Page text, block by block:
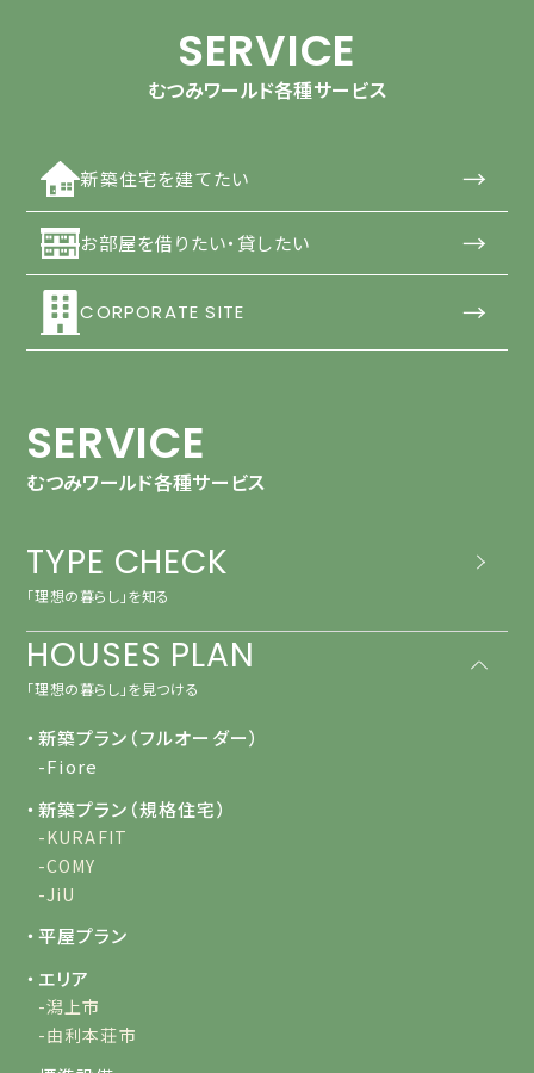
SERVICE
むつみワールド各種サービス
新築住宅を建てたい →
お部屋を借りたい・貸したい →
CORPORATE SITE →
SERVICE
むつみワールド各種サービス
TYPE CHECK
「理想の暮らし」を知る
HOUSES PLAN
「理想の暮らし」を見つける
・新築プラン（フルオーダー）
-Fiore
・新築プラン（規格住宅）
-KURAFIT
-COMY
-JiU
・平屋プラン
・エリア
-潟上市
-由利本荘市